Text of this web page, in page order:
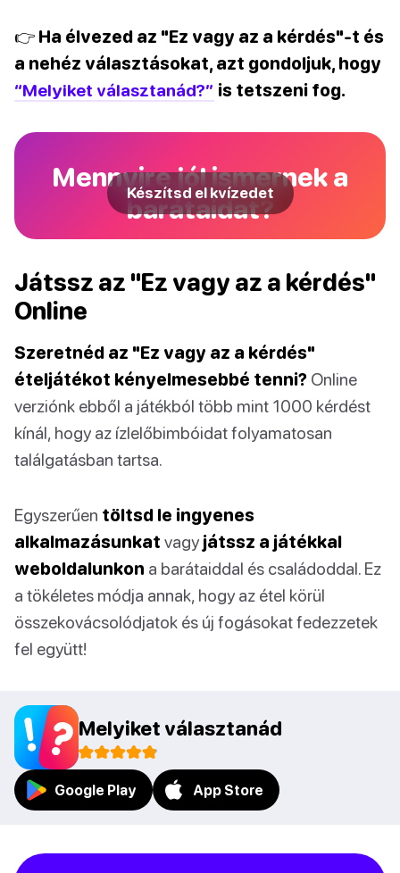
👉 Ha élvezed az "Ez vagy az a kérdés"-t és
a nehéz választásokat, azt gondoljuk, hogy
“Melyiket választanád?” is tetszeni fog.
Mennyire jól ismernek a
barátaidat?
Készítsd el kvízedet
Játssz az "Ez vagy az a kérdés"
Online
Szeretnéd az "Ez vagy az a kérdés"
ételjátékot kényelmesebbé tenni? Online
verziónk ebből a játékból több mint 1000 kérdést
kínál, hogy az ízlelőbimbóidat folyamatosan
találgatásban tartsa.
Egyszerűen töltsd le ingyenes
alkalmazásunkat vagy játssz a játékkal
weboldalunkon a barátaiddal és családoddal. Ez
a tökéletes módja annak, hogy az étel körül
összekovácsolódjatok és új fogásokat fedezzetek
fel együtt!
Melyiket választanád
Google Play App Store